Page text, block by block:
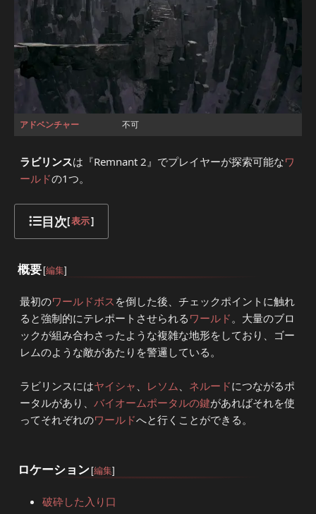
アドベンチャー 不可
ラビリンスは『Remnant 2』でプレイヤーが探索可能なワ
ールドの1つ。
目次[表示]
概要 [編集]
最初のワールドボス を倒した後、チェックポイントに触れ
ると強制的にテレポートさせられる ワールド。大量のブロ
ックが組み合わさったような複雑な地形をしており、ゴー
レムのような敵があたりを警邏している。
ラビリンスにはヤイシャ 、 レソム、 ネルードにつながるポ
ータルがあり、 バイオームポータルの鍵があればそれを使
ってそれぞれのワールドへと行くことができる。
ロケーション [編集]
破砕した入り口